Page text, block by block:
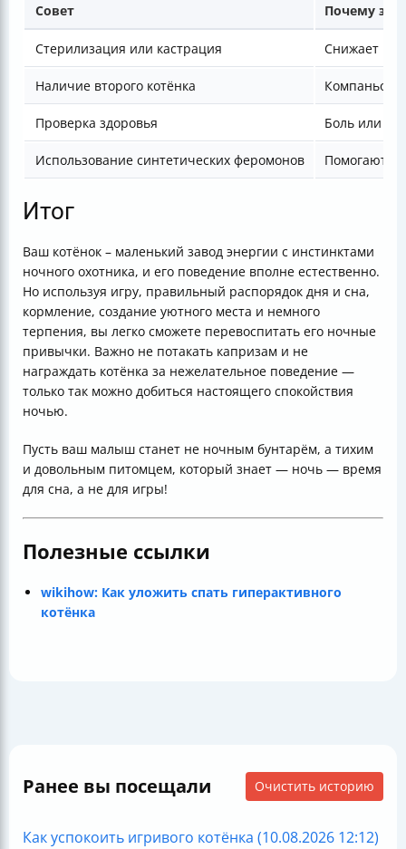
Совет Почему это
Стерилизация или кастрация Снижает
Наличие второго котёнка Компаньон
Проверка здоровья Боль или
Использование синтетических феромонов Помогают
Итог
Ваш котёнок – маленький завод энергии с инстинктами
ночного охотника, и его поведение вполне естественно.
Но используя игру, правильный распорядок дня и сна,
кормление, создание уютного места и немного
терпения, вы легко сможете перевоспитать его ночные
привычки. Важно не потакать капризам и не
награждать котёнка за нежелательное поведение —
только так можно добиться настоящего спокойствия
ночью.
Пусть ваш малыш станет не ночным бунтарём, а тихим
и довольным питомцем, который знает — ночь — время
для сна, а не для игры!
Полезные ссылки
wikihow: Как уложить спать гиперактивного
котёнка
Ранее вы посещали Очистить историю
Как успокоить игривого котёнка (10.08.2026 12:12)